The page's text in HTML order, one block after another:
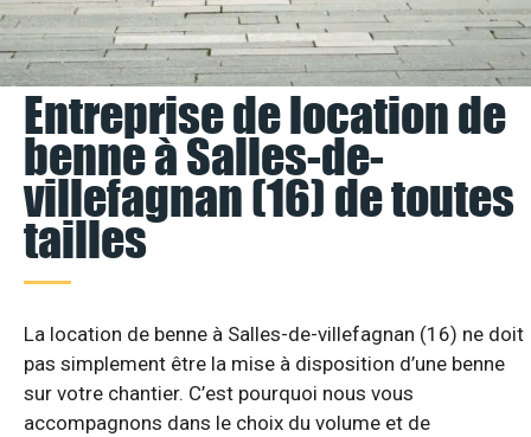
Entreprise de location de
benne à Salles-de-
villefagnan (16) de toutes
tailles
La location de benne à Salles-de-villefagnan (16) ne doit
pas simplement être la mise à disposition d’une benne
sur votre chantier. C’est pourquoi nous vous
accompagnons dans le choix du volume et de